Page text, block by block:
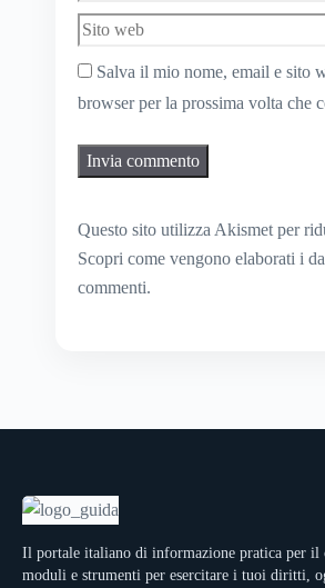
Salva il mio nome, email e sito
browser per la prossima volta che
Questo sito utilizza Akismet per
Scopri come vengono elaborati i
commenti.
Il portale italiano di informazione pratica per il
moduli e strumenti per esercitare i tuoi diritti,